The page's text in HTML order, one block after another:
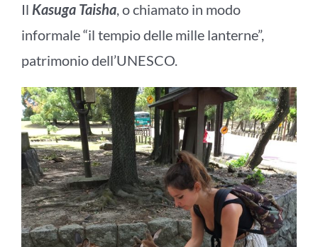
Il Kasuga Taisha, o chiamato in modo
informale “il tempio delle mille lanterne”,
patrimonio dell’UNESCO.